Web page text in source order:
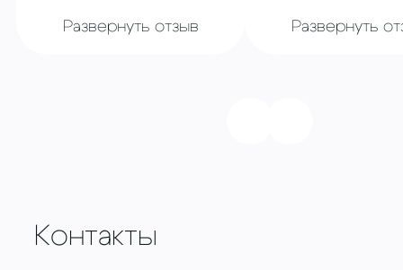
Развернуть отзыв Развернуть
Контакты